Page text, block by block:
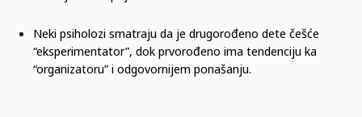
Neki psiholozi smatraju da je drugorođeno dete češće
“eksperimentator”, dok prvorođeno ima tendenciju ka
“organizatoru” i odgovornijem ponašanju.